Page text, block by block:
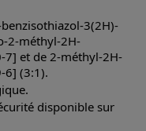
3(2H)-
2-méthyl-2H-
7] et de 2-méthyl-2H-
6] (3:1).
disponible sur